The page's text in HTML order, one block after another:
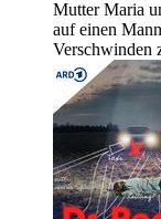
Mutter Maria
auf einen
Verschwinden